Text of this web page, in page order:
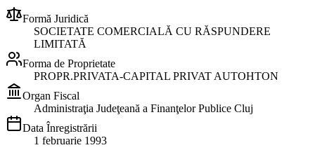
Formă Juridică
SOCIETATE COMERCIALĂ CU RĂSPUNDERE
LIMITATĂ
Forma de Proprietate
PROPR.PRIVATA-CAPITAL PRIVAT AUTOHTON
Organ Fiscal
Administraţia Judeţeană a Finanţelor Publice Cluj
Data Înregistrării
1 februarie 1993